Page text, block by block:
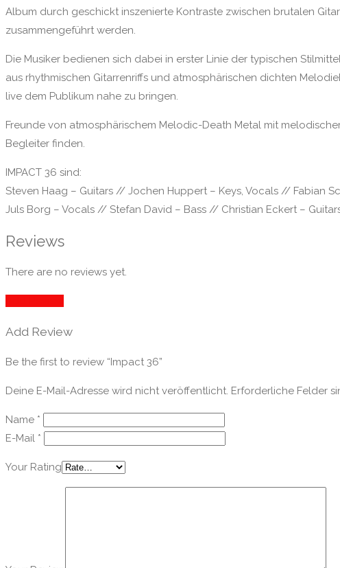
Album durch geschickt inszenierte Kontraste zwischen brutalen
zusammengeführt werden.
Die Musiker bedienen sich dabei in erster Linie der typischen
aus rhythmischen Gitarrenriffs und atmosphärischen dichten
live dem Publikum nahe zu bringen.
Freunde von atmosphärischem Melodic-Death Metal mit
Begleiter finden.
IMPACT 36 sind:
Steven Haag – Guitars // Jochen Huppert – Keys, Vocals // Fabian
Juls Borg – Vocals // Stefan David – Bass // Christian Eckert –
Reviews
There are no reviews yet.
Add Review
Be the first to review “Impact 36”
Deine E-Mail-Adresse wird nicht veröffentlicht. Erforderliche Felder
Name *
E-Mail *
Your Rating